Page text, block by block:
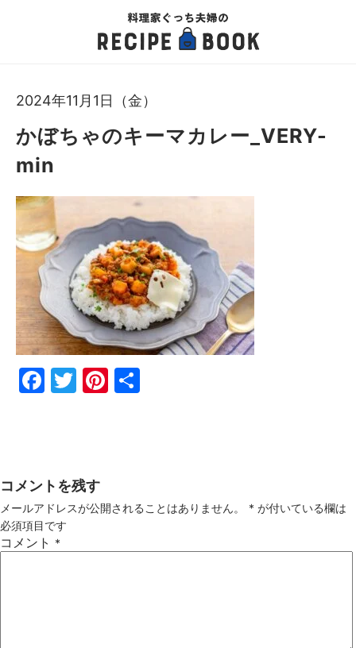
2024年11月1日（金）
かぼちゃのキーマカレー_VERY-
min
Fac
Twi
Pin
コメントを残す
メールアドレスが公開されることはありません。 * が付いている欄は
必須項目です
コメント *